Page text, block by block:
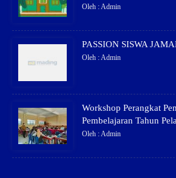
Oleh : Admin
PASSION SISWA
Oleh : Admin
Workshop Perangkat
Pembelajaran Tahun
Oleh : Admin